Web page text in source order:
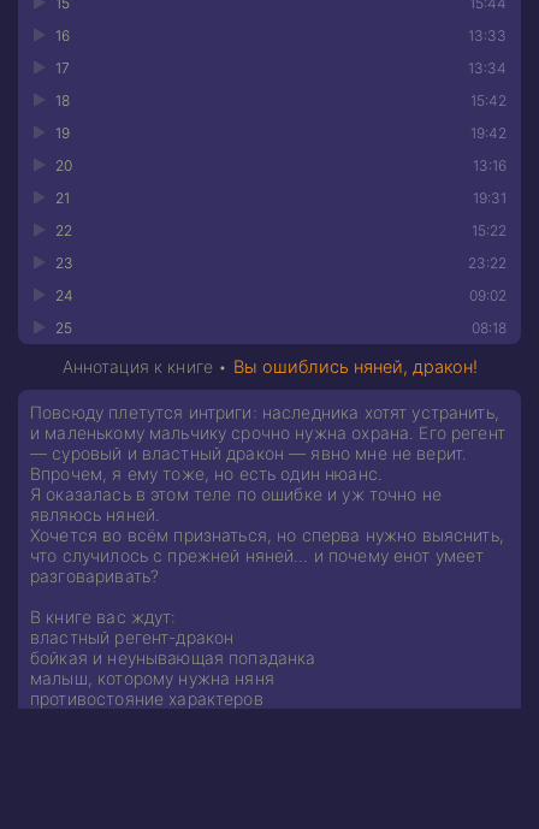
13:33
16
13:34
17
15:42
18
19:42
19
13:16
20
19:31
21
15:22
22
23:22
23
09:02
24
08:18
25
Аннотация к книге • Вы ошиблись няней, дракон!
Повсюду плетутся интриги: наследника хотят устранить,
и маленькому мальчику срочно нужна охрана. Его регент
— суровый и властный дракон — явно мне не верит.
Впрочем, я ему тоже, но есть один нюанс.
Я оказалась в этом теле по ошибке и уж точно не
являюсь няней.
Хочется во всём признаться, но сперва нужно выяснить,
что случилось с прежней няней… и почему енот умеет
разговаривать?
В книге вас ждут:
властный регент-дракон
бойкая и неунывающая попаданка
малыш, которому нужна няня
противостояние характеров